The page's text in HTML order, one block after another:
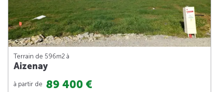
Terrain de 596m2 à
Aizenay
à partir de 89 400 €